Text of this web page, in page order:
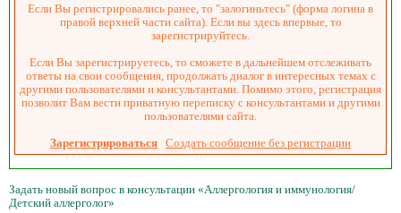
Если Вы регистрировались ранее, то "залогиньтесь" (форма логина в
правой верхней части сайта). Если вы здесь впервые, то
зарегистрируйтесь.
Если Вы зарегистрируетесь, то сможете в дальнейшем отслеживать
ответы на свои сообщения, продолжать диалог в интересных темах с
другими пользователями и консультантами. Помимо этого, регистрация
позволит Вам вести приватную переписку с консультантами и другими
пользователями сайта.
Зарегистрироваться Создать сообщение без регистрации
Задать новый вопрос в консультации «Аллергология и иммунология/
Детский аллерголог»